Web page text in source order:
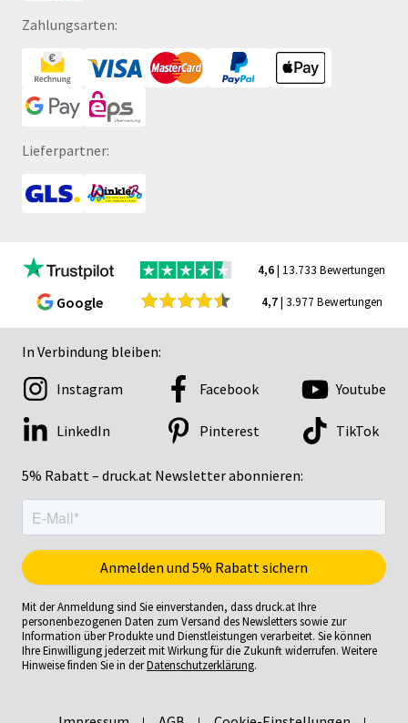
Zahlungsarten:
Lieferpartner:
4,6| 13.733 Bewertungen
Google 4,7| 3.977 Bewertungen
In Verbindung bleiben:
5% Rabatt – druck.at Newsletter abonnieren:
Instagram Facebook Youtube
LinkedIn Pinterest TikTok
Mit der Anmeldung sind Sie einverstanden, dass druck.at Ihre
personenbezogenen Daten zum Versand des Newsletters sowie zur
Information über Produkte und Dienstleistungen verarbeitet. Sie können
Ihre Einwilligung jederzeit mit Wirkung für die Zukunft widerrufen. Weitere
Hinweise finden Sie in derDatenschutzerklärung.